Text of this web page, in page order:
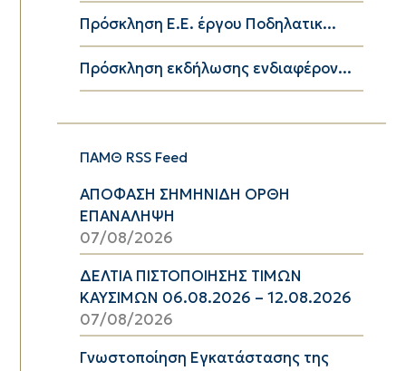
Πρόσκληση Ε.Ε. έργου Ποδηλατικ...
Πρόσκληση εκδήλωσης ενδιαφέρον...
ΠΑΜΘ RSS Feed
ΑΠΟΦΑΣΗ ΣΗΜΗΝΙΔΗ ΟΡΘΗ
ΕΠΑΝΑΛΗΨΗ
07/08/2026
ΔΕΛΤΙΑ ΠΙΣΤΟΠΟΙΗΣΗΣ ΤΙΜΩΝ
ΚΑΥΣΙΜΩΝ 06.08.2026 – 12.08.2026
07/08/2026
Γνωστοποίηση Εγκατάστασης της